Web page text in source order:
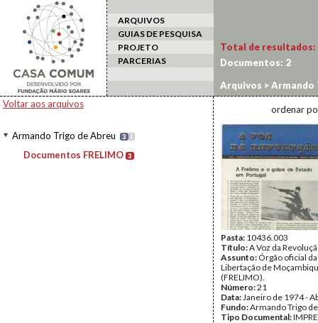
ARQUIVOS
GUIAS DE PESQUISA
PROJETO
PARCERIAS
Voltar aos arquivos
Armando Trigo de Abreu 3 I
Documentos FRELIMO 3
Total de resultados:
Documentos: 2
Arquivos >Armando
ordenar
Pasta: 10436.003
Título:A Voz da
Assunto: Órgão oficial
Libertação de
(FRELIMO).
Número:21
Data:Janeiro de 1974 -
Fundo:Armando Trigo
Tipo Documental: